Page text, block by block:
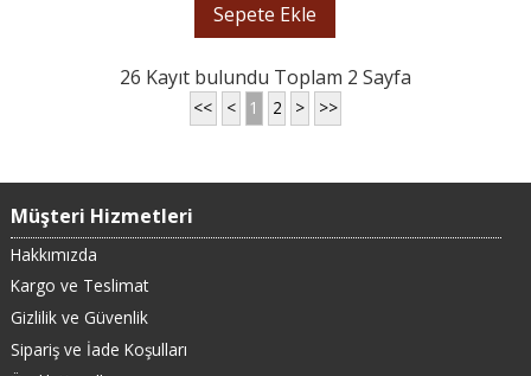
Sepete Ekle
26 Kayıt bulundu Toplam 2 Sayfa
<< < 1 2 > >>
Müşteri Hizmetleri
Hakkımızda
Kargo ve Teslimat
Gizlilik ve Güvenlik
Sipariş ve İade Koşulları